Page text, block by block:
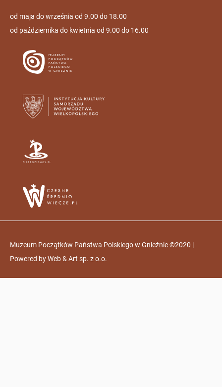
od maja do września od 9.00 do 18.00
od października do kwietnia od 9.00 do 16.00
Muzeum Początków Państwa Polskiego w Gnieźnie ©2020 |
Powered byWeb & Art sp. z o.o.